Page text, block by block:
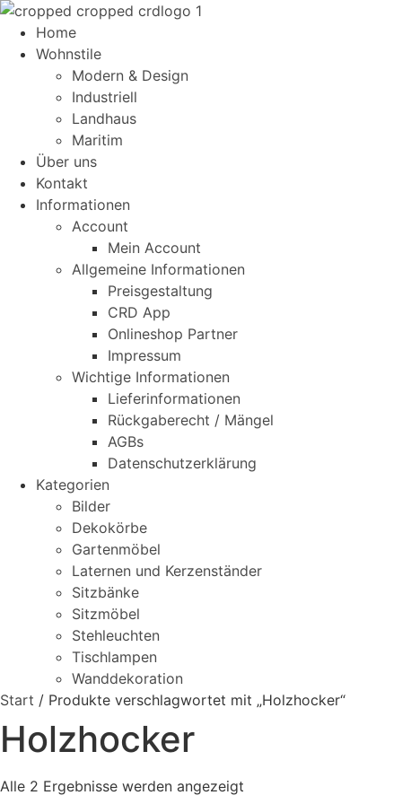
Home
Wohnstile
Modern & Design
Industriell
Landhaus
Maritim
Über uns
Kontakt
Informationen
Account
Mein Account
Allgemeine Informationen
Preisgestaltung
CRD App
Onlineshop Partner
Impressum
Wichtige Informationen
Lieferinformationen
Rückgaberecht / Mängel
AGBs
Datenschutzerklärung
Kategorien
Bilder
Dekokörbe
Gartenmöbel
Laternen und Kerzenständer
Sitzbänke
Sitzmöbel
Stehleuchten
Tischlampen
Wanddekoration
Start / Produkte verschlagwortet mit „Holzhocker“
Holzhocker
Alle 2 Ergebnisse werden angezeigt